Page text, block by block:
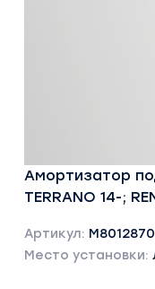
Амортизатор
TERRANO 14-;
Артикул: M8012870
Место установки: